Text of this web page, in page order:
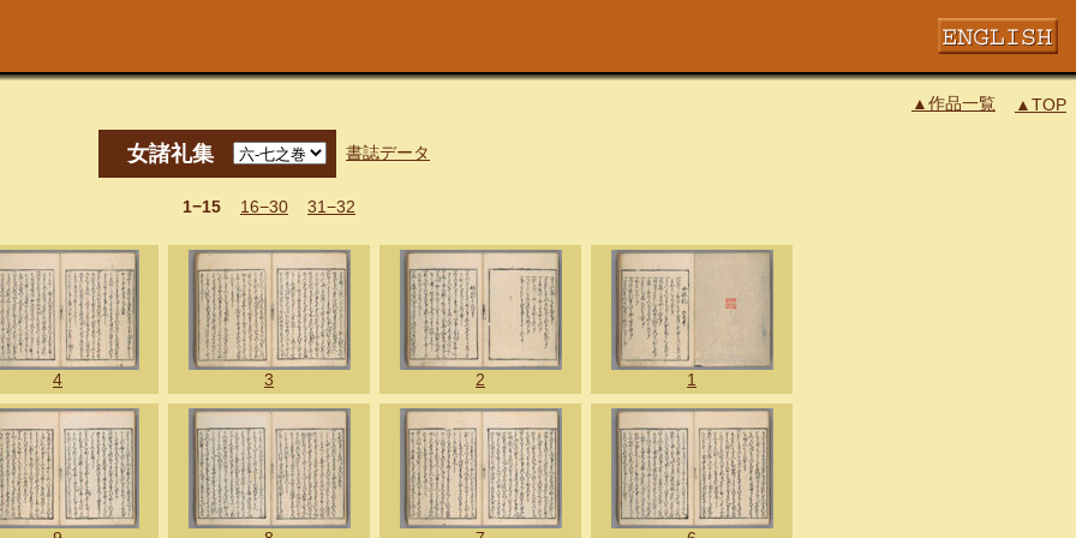
▲作品一覧 ▲TOP
女諸礼集 書誌データ
1−15 16−30 31−32
4 3 2 1